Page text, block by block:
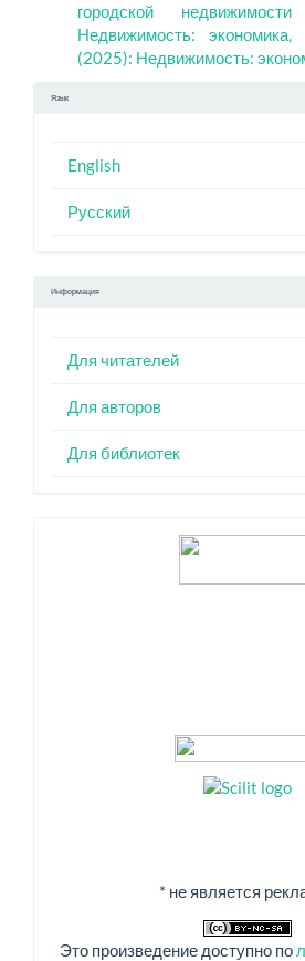
городской
Недвижимость:
(2025): Недвижимость:
Язык
English
Русский
Информация
Для читателей
Для авторов
Для библиотек
* не является
Это произведение доступно по